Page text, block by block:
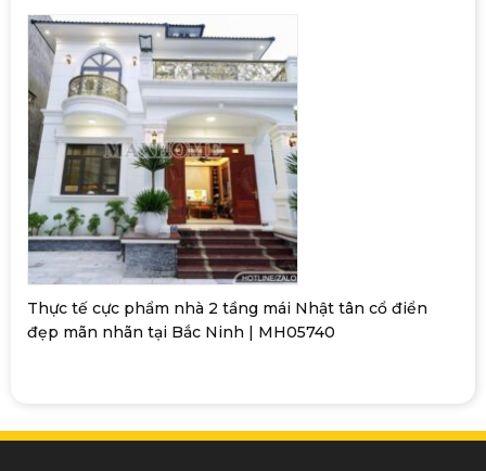
Thực tế cực phẩm nhà 2 tầng mái Nhật tân cổ điển
đẹp mãn nhãn tại Bắc Ninh | MH05740